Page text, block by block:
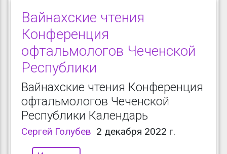
Вайнахские чтения
Конференция
офтальмологов Чеченской
Республики
Вайнахские чтения Конференция
офтальмологов Чеченской
Республики Календарь
Сергей Голубев 2 декабря 2022 г.